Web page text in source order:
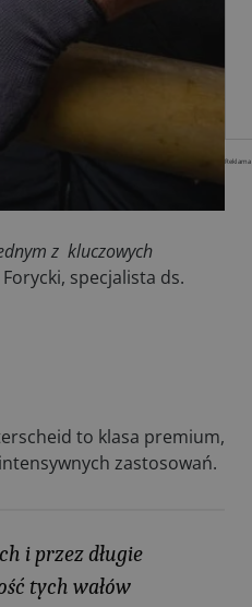
z kluczowych
specjalista ds.
to klasa premium,
zastosowań.
i przez długie
tych wałów
Reklama